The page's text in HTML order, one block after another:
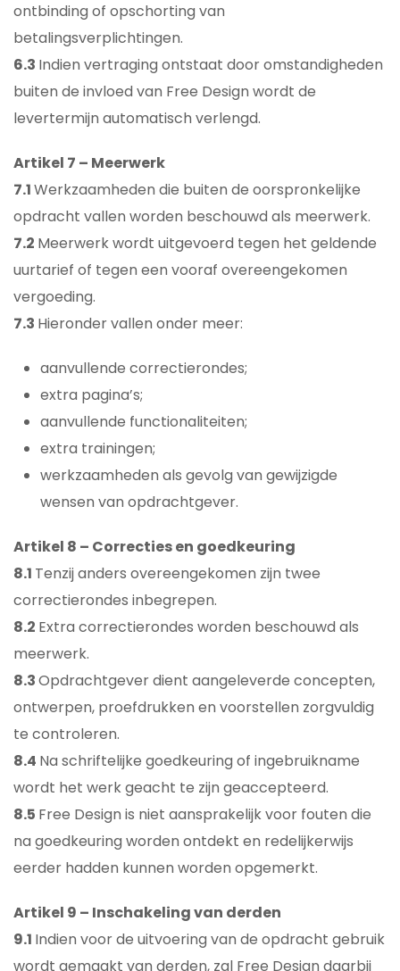
ontbinding of opschorting van
betalingsverplichtingen.
6.3 Indien vertraging ontstaat door omstandigheden
buiten de invloed van Free Design wordt de
levertermijn automatisch verlengd.
Artikel 7 – Meerwerk
7.1Werkzaamheden die buiten de oorspronkelijke
opdracht vallen worden beschouwd als meerwerk.
7.2 Meerwerk wordt uitgevoerd tegen het geldende
uurtarief of tegen een vooraf overeengekomen
vergoeding.
7.3 Hieronder vallen onder meer:
aanvullende correctierondes;
extra pagina’s;
aanvullende functionaliteiten;
extra trainingen;
werkzaamheden als gevolg van gewijzigde
wensen van opdrachtgever.
Artikel 8 – Correcties en goedkeuring
8.1 Tenzij anders overeengekomen zijn twee
correctierondes inbegrepen.
8.2 Extra correctierondes worden beschouwd als
meerwerk.
8.3Opdrachtgever dient aangeleverde concepten,
ontwerpen, proefdrukken en voorstellen zorgvuldig
te controleren.
8.4 Na schriftelijke goedkeuring of ingebruikname
wordt het werk geacht te zijn geaccepteerd.
8.5 Free Design is niet aansprakelijk voor fouten die
na goedkeuring worden ontdekt en redelijkerwijs
eerder hadden kunnen worden opgemerkt.
Artikel 9 – Inschakeling van derden
9.1 Indien voor de uitvoering van de opdracht gebruik
wordt gemaakt van derden, zal Free Design daarbij